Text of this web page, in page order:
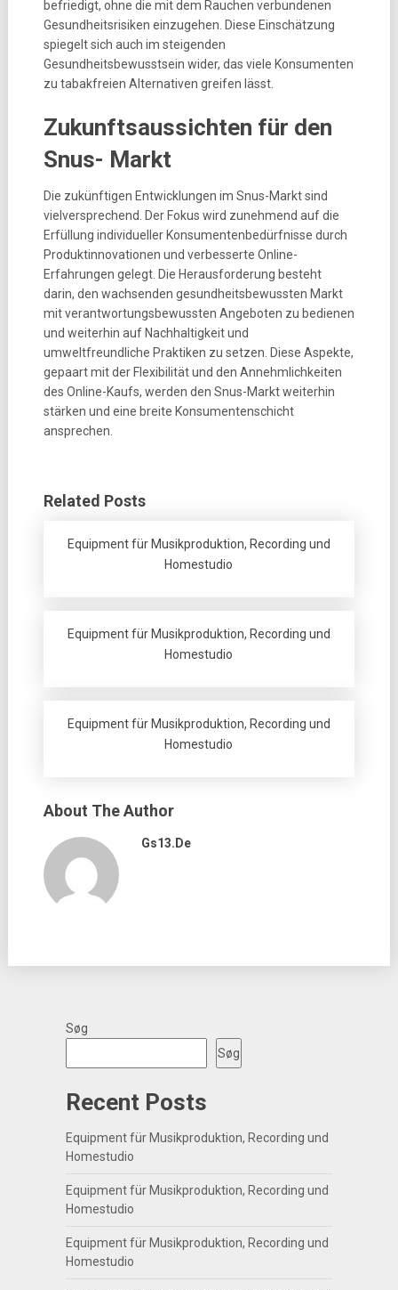
befriedigt, ohne die mit dem Rauchen verbundenen
Gesundheitsrisiken einzugehen. Diese Einschätzung
spiegelt sich auch im steigenden
Gesundheitsbewusstsein wider, das viele Konsumenten
zu tabakfreien Alternativen greifen lässt.
Zukunftsaussichten für den
Snus- Markt
Die zukünftigen Entwicklungen im Snus-Markt sind
vielversprechend. Der Fokus wird zunehmend auf die
Erfüllung individueller Konsumentenbedürfnisse durch
Produktinnovationen und verbesserte Online-
Erfahrungen gelegt. Die Herausforderung besteht
darin, den wachsenden gesundheitsbewussten Markt
mit verantwortungsbewussten Angeboten zu bedienen
und weiterhin auf Nachhaltigkeit und
umweltfreundliche Praktiken zu setzen. Diese Aspekte,
gepaart mit der Flexibilität und den Annehmlichkeiten
des Online-Kaufs, werden den Snus-Markt weiterhin
stärken und eine breite Konsumentenschicht
ansprechen.
Related Posts
Equipment für Musikproduktion, Recording und
Homestudio
Equipment für Musikproduktion, Recording und
Homestudio
Equipment für Musikproduktion, Recording und
Homestudio
About The Author
Gs13.de
Søg
Søg
Recent Posts
Equipment für Musikproduktion, Recording und
Homestudio
Equipment für Musikproduktion, Recording und
Homestudio
Equipment für Musikproduktion, Recording und
Homestudio